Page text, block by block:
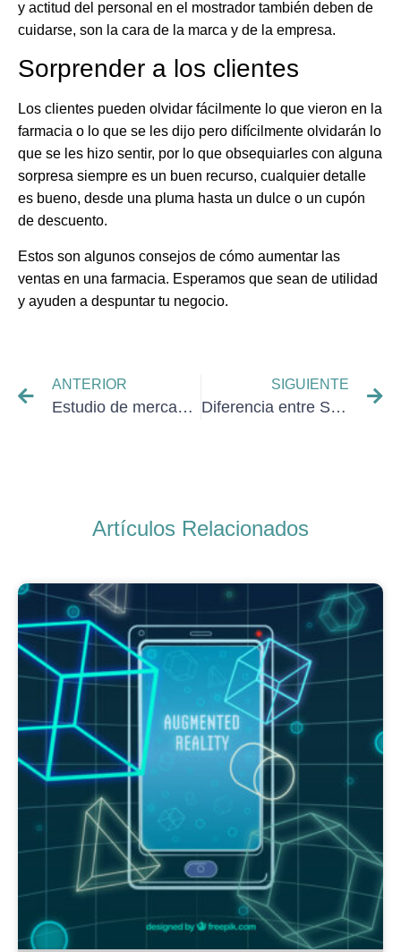
y actitud del personal en el mostrador también deben de
cuidarse, son la cara de la marca y de la empresa.
Sorprender a los clientes
Los clientes pueden olvidar fácilmente lo que vieron en la
farmacia o lo que se les dijo pero difícilmente olvidarán lo
que se les hizo sentir, por lo que obsequiarles con alguna
sorpresa siempre es un buen recurso, cualquier detalle
es bueno, desde una pluma hasta un dulce o un cupón
de descuento.
Estos son algunos consejos de cómo aumentar las
ventas en una farmacia. Esperamos que sean de utilidad
y ayuden a despuntar tu negocio.
ANTERIOR
Estudio de mercado de una clínica odontológica
SIGUIENTE
Diferencia entre SEM y SEO
Artículos Relacionados